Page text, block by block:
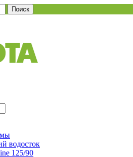
Поиск
водосток
125/90